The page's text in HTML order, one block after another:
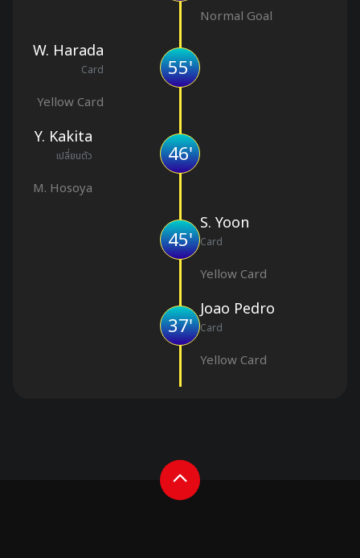
Normal Goal
55'
W. Harada
Card
Yellow Card
46'
Y. Kakita
เปลี่ยนตัว
M. Hosoya
45'
S. Yoon
Card
Yellow Card
37'
Joao Pedro
Card
Yellow Card